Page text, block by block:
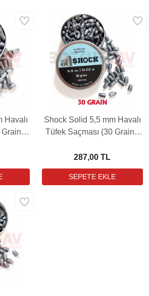
Havalı
Grain -
Shock Solid 5,5 mm Havalı
Tüfek Saçması (30 Grain -
287,00 TL